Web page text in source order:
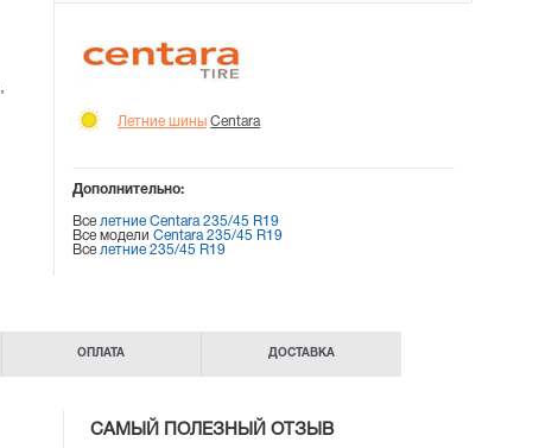
Летние шины Centara
Дополнительно:
Все летние Centara 235/45 R19
Все моделиCentara 235/45 R19
Все летние 235/45 R19
ОПЛАТА ДОСТАВКА
САМЫЙ ПОЛЕЗНЫЙ ОТЗЫВ